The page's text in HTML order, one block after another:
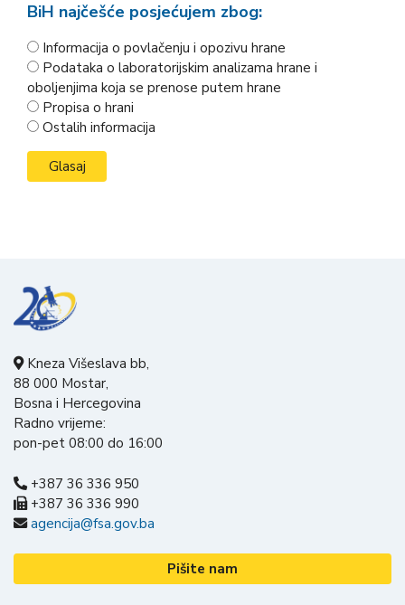
BiH najčešće posjećujem zbog:
Informacija o povlačenju i opozivu hrane
Podataka o laboratorijskim analizama hrane i
oboljenjima koja se prenose putem hrane
Propisa o hrani
Ostalih informacija
Kneza Višeslava bb,
88 000 Mostar,
Bosna i Hercegovina
Radno vrijeme:
pon-pet 08:00 do 16:00
+387 36 336 950
+387 36 336 990
agencija@fsa.gov.ba
Pišite nam